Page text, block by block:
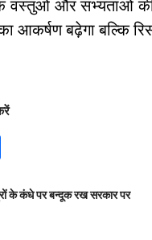
वस्तुओं और सभ्यताओं
आकर्षण बढ़ेगा बल्कि
e के कंधे पर बन्दूक रख सरकार पर